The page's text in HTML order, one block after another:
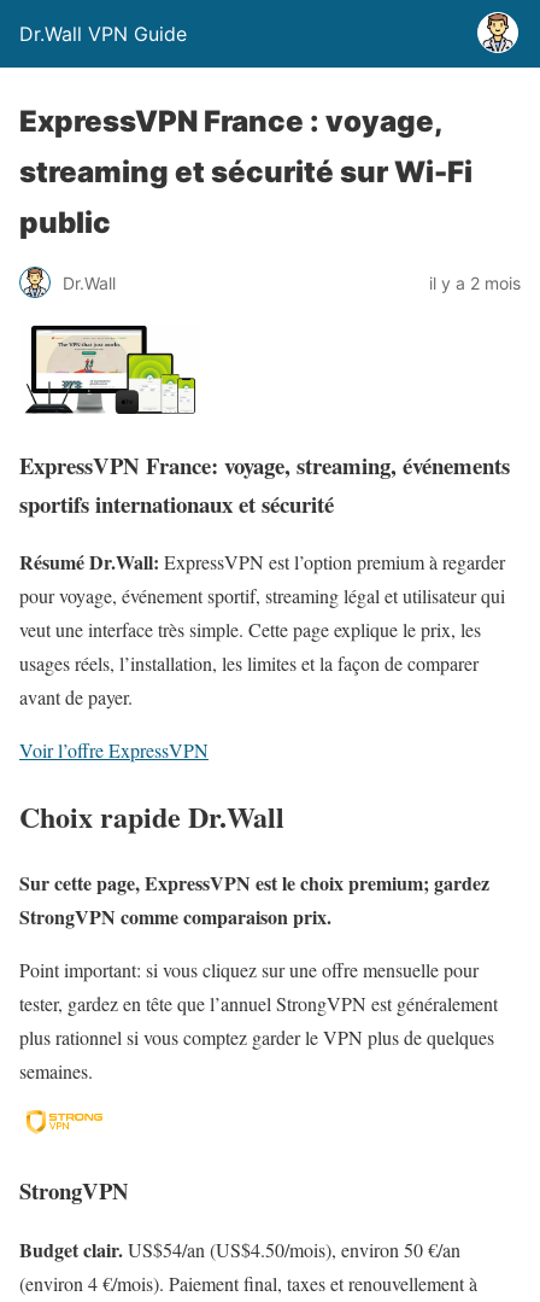
Dr.Wall VPN Guide
ExpressVPN France : voyage,
streaming et sécurité sur Wi-Fi
public
Dr.Wall il y a 2 mois
ExpressVPN France: voyage, streaming, événements
sportifs internationaux et sécurité
Résumé Dr.Wall: ExpressVPN est l’option premium à regarder
pour voyage, événement sportif, streaming légal et utilisateur qui
veut une interface très simple. Cette page explique le prix, les
usages réels, l’installation, les limites et la façon de comparer
avant de payer.
Voir l’offre ExpressVPN
Choix rapide Dr.Wall
Sur cette page, ExpressVPN est le choix premium; gardez
StrongVPN comme comparaison prix.
Point important: si vous cliquez sur une offre mensuelle pour
tester, gardez en tête que l’annuel StrongVPN est généralement
plus rationnel si vous comptez garder le VPN plus de quelques
semaines.
StrongVPN
Budget clair.US$54/an (US$4.50/mois), environ 50 €/an
(environ 4 €/mois). Paiement final, taxes et renouvellement à